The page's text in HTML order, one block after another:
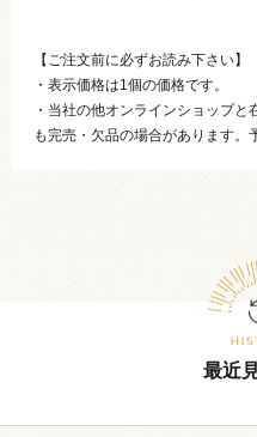
【ご注文前に必ずお読み下さい】
・表示価格は1個の価格です。
・当社の他オンラインショップ
も完売・欠品の場合があります。
最近